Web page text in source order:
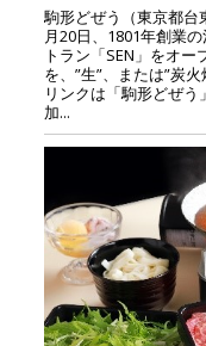
駒形どぜう（東京都台
月20日、1801年創業
トラン「SEN」をオ
を、”生”、または”炭
リンクは「駒形どぜ
加...